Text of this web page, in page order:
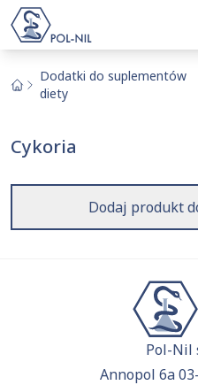
O nas
Kontakt
Dodatki do suplementów
diety
Cykoria
Dodaj produkt
Pol-Nil
Annopol 6a
Wybrane surowce i
Aktualnie niczego nie
Wyszukiwarka
Szukaj